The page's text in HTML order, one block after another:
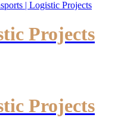
Projects
Projects